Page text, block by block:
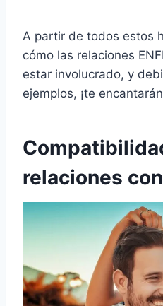
A partir de todos estos
cómo las relaciones
estar involucrado, y
ejemplos, ¡te
relaciones con